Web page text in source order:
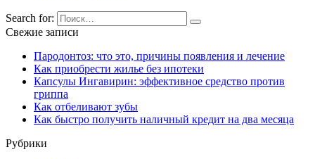
Search for:
Свежие записи
Пародонтоз: что это, причины появления и лечение
Как приобрести жилье без ипотеки
Капсулы Ингавирин: эффективное средство против
гриппа
Как отбеливают зубы
Как быстро получить наличный кредит на два месяца
Рубрики